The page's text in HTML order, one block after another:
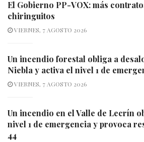
El Gobierno PP-VOX: más
chiringuitos
VIERNES, 7 AGOSTO 2026
Un incendio forestal obliga a
Niebla y activa el nivel 1 de
VIERNES, 7 AGOSTO 2026
Un incendio en el Valle de Lecrín
nivel 1 de emergencia y provoca
44